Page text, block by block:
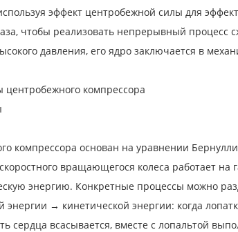
эффект центробежной силы для
чтобы реализовать непрерывный процесс
давления, его ядро заключается в
компрессора
компрессора основан на уравнении
вращающегося колеса работает на
энергию. Конкретные процессы можно
→ кинетической энергии: когда
сердца всасывается, вместе с лопальтой